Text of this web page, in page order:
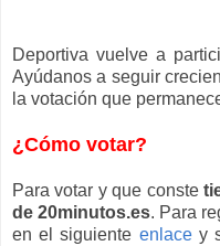
Deportiva vuelve a
Ayúdanos a seguir
la votación que
¿Cómo votar?
Para votar y que conste
de 20minutos.es. Para
en el siguiente enlacey